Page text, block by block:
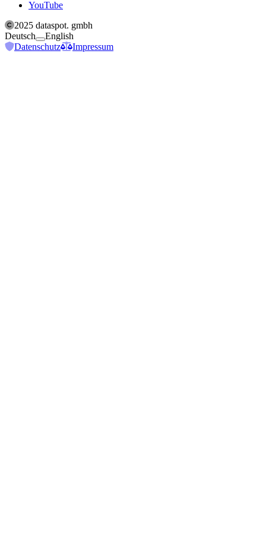
YouTube
2025 dataspot. gmbh
Deutsch
English
Datenschutz
Impressum